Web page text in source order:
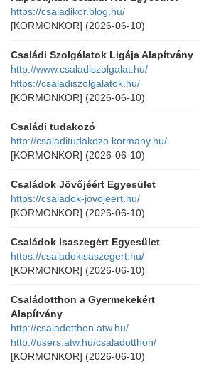
https://csaladikor.blog.hu/
[KORMONKOR] (2026-06-10)
Családi Szolgálatok Ligája Alapítvány
http://www.csaladiszolgalat.hu/
https://csaladiszolgalatok.hu/
[KORMONKOR] (2026-06-10)
Családi tudakozó
http://csaladitudakozo.kormany.hu/
[KORMONKOR] (2026-06-10)
Családok Jövőjéért Egyesület
https://csaladok-jovojeert.hu/
[KORMONKOR] (2026-06-10)
Családok Isaszegért Egyesület
https://csaladokisaszegert.hu/
[KORMONKOR] (2026-06-10)
Családotthon a Gyermekekért
Alapítvány
http://csaladotthon.atw.hu/
http://users.atw.hu/csaladotthon/
[KORMONKOR] (2026-06-10)